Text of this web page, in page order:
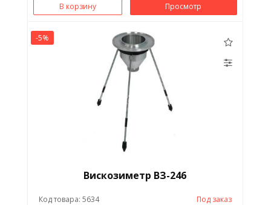
В корзину Просмотр
-5%
Вискозиметр ВЗ-246
Код товара: 5634 Под заказ